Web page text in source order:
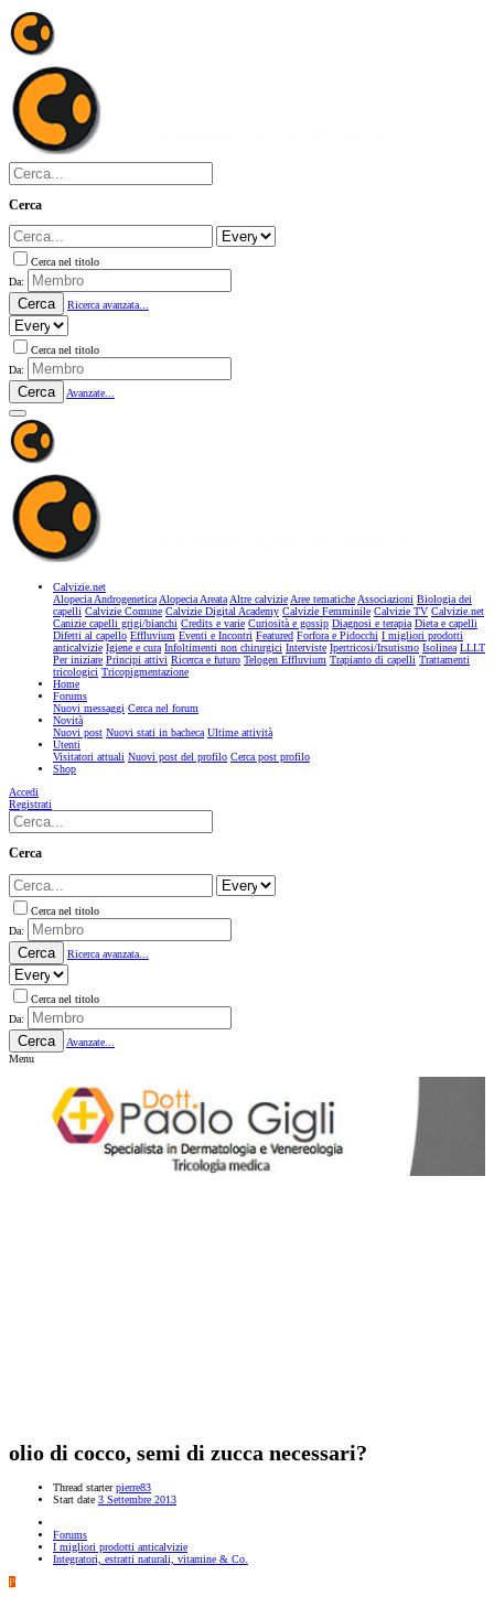
Cerca
Cerca nel titolo
Da:
Cerca Ricerca avanzata...
Cerca nel titolo
Da:
Cerca Avanzate...
Calvizie.net
Alopecia AndrogeneticaAlopecia AreataAltre calvizieAree tematicheAssociazioni Biologia dei
capelli Calvizie Comune Calvizie Digital Academy Calvizie Femminile Calvizie TV Calvizie.net
Canizie capelli grigi/bianchi Credits e varie Curiosità e gossip Diagnosi e terapia Dieta e capelli
Difetti al capello Effluvium Eventi e Incontri Featured Forfora e Pidocchi I migliori prodotti
anticalvizie Igiene e cura Infoltimenti non chirurgici Interviste Ipertricosi/Irsutismo Isolinea LLLT
Per iniziare Principi attivi Ricerca e futuro Telogen Effluvium Trapianto di capelli Trattamenti
tricologici Tricopigmentazione
Home
Forums
Nuovi messaggi Cerca nel forum
Novità
Nuovi post Nuovi stati in bacheca Ultime attività
Utenti
Visitatori attuali Nuovi post del profilo Cerca post profilo
Shop
Accedi
Registrati
Cerca
Cerca nel titolo
Da:
Cerca Ricerca avanzata...
Cerca nel titolo
Da:
Cerca
Avanzate...
Menu
olio di cocco, semi di zucca necessari?
Thread starter pierre83
Start date 3 Settembre 2013
Forums
I migliori prodotti anticalvizie
Integratori, estratti naturali, vitamine & Co.
P